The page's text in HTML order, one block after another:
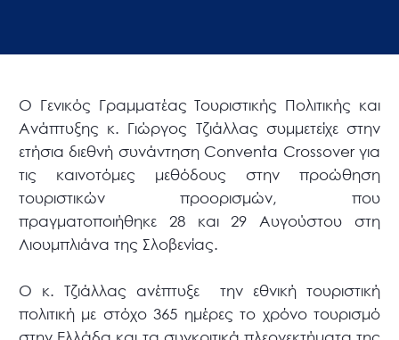
Ο Γενικός Γραμματέας Τουριστικής Πολιτικής και
Ανάπτυξης κ. Γιώργος Τζιάλλας συμμετείχε στην
ετήσια διεθνή συνάντηση Conventa Crossover για
τις καινοτόμες μεθόδους στην προώθηση
τουριστικών προορισμών, που
πραγματοποιήθηκε 28 και 29 Αυγούστου στη
Λιουμπλιάνα της Σλοβενίας.
Ο κ. Τζιάλλας ανέπτυξε την εθνική τουριστική
πολιτική με στόχο 365 ημέρες το χρόνο τουρισμό